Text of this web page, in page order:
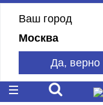
Ваш город
Москва
Да, верно